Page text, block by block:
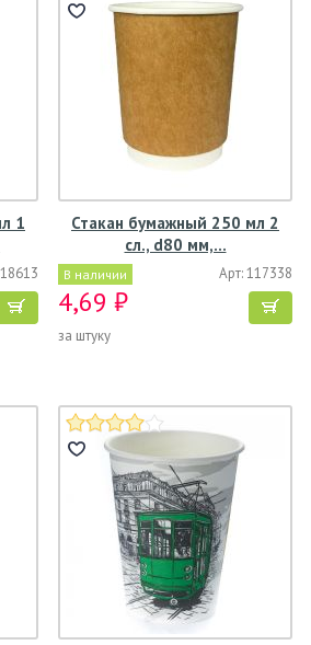
1
Стакан бумажный 250 мл 2
сл., d80 мм,…
В наличии Арт: 117338
4,69 ₽
за штуку